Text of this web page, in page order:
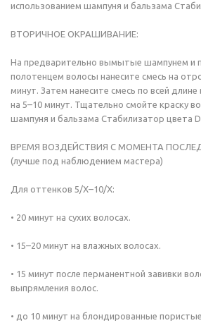
использованием шампуня и бальзама
ВТОРИЧНОЕ ОКРАШИВАНИЕ:
На предварительно вымытые шампунем и
полотенцем волосы нанесите смесь на
минут. Затем нанесите смесь по всей
на 5–10 минут. Тщательно смойте краску
шампуня и бальзама Стабилизатор цвета
ВРЕМЯ ВОЗДЕЙСТВИЯ С МОМЕНТА
(лучше под наблюдением мастера)
Для оттенков 5/Х–10/Х:
• 20 минут на сухих волосах.
• 15–20 минут на влажных волосах.
• 15 минут после перманентной завивки
выпрямления волос.
• до 10 минут на блондированные